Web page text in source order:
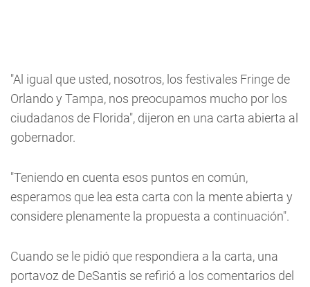
"Al igual que usted, nosotros, los festivales Fringe de
Orlando y Tampa, nos preocupamos mucho por los
ciudadanos de Florida", dijeron en una carta abierta al
gobernador.
"Teniendo en cuenta esos puntos en común,
esperamos que lea esta carta con la mente abierta y
considere plenamente la propuesta a continuación".
Cuando se le pidió que respondiera a la carta, una
portavoz de DeSantis se refirió a los comentarios del